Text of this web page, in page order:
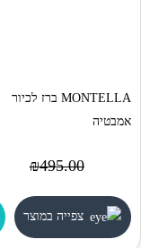
MONTELLA ברז לכיור
אמבטיה
₪495.00
צפייה במוצר